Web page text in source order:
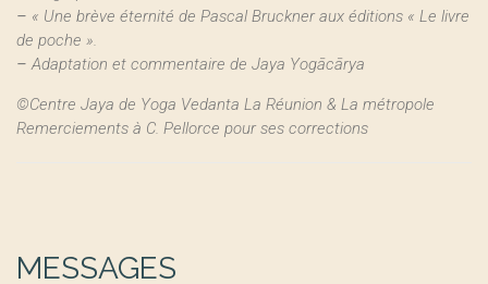
– « Une brève éternité de Pascal Bruckner aux éditions « Le livre
de poche ».
– Adaptation et commentaire de Jaya Yogācārya
©Centre Jaya de Yoga Vedanta La Réunion & La métropole
Remerciements à C. Pellorce pour ses corrections
MESSAGES